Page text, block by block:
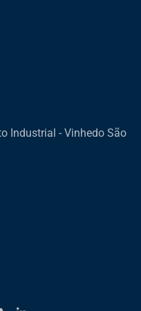
Industrial - Vinhedo São